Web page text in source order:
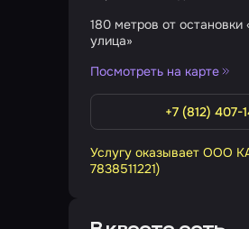
180 метров от остановки
улица»
Посмотреть на карте
+7 (812) 407-
Услугу оказывает ООО
7838511221)